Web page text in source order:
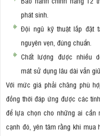
phát sinh.
Đội ngũ kỹ thuật lắp đặt
nguyên vẹn, đúng chuẩn.
Chất lượng được nhiều
mát sử dụng lâu dài vẫn
Với mức giá phải chăng phù
đồng thời đáp ứng được các
để lựa chọn cho những ai cần
cạnh đó, yên tâm rằng khi mua